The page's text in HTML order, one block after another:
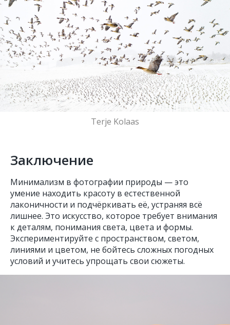
Terje Kolaas
Заключение
Минимализм в фотографии природы — это
умение находить красоту в естественной
лаконичности и подчёркивать её, устраняя всё
лишнее. Это искусство, которое требует внимания
к деталям, понимания света, цвета и формы.
Экспериментируйте с пространством, светом,
линиями и цветом, не бойтесь сложных погодных
условий и учитесь упрощать свои сюжеты.